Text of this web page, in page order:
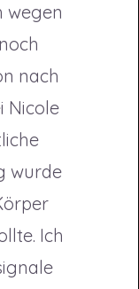
wegen
nach
Nicole
wurde
Ich